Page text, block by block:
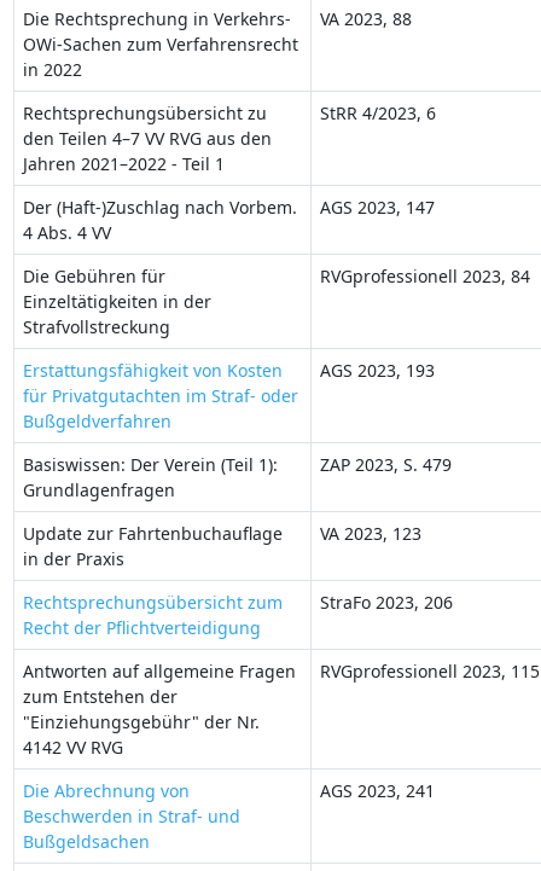
Die Rechtsprechung in Verkehrs-
OWi-Sachen zum Verfahrensrecht
in 2022
VA 2023, 88
Rechtsprechungsübersicht zu
den Teilen 4–7 VV RVG aus den
Jahren 2021–2022 - Teil 1
StRR 4/2023, 6
Der (Haft-)Zuschlag nach Vorbem.
4 Abs. 4 VV
AGS 2023, 147
Die Gebühren für
Einzeltätigkeiten in der
Strafvollstreckung
RVGprofessionell 2023, 84
Erstattungsfähigkeit von Kosten
für Privatgutachten im Straf- oder
Bußgeldverfahren
AGS 2023, 193
Basiswissen: Der Verein (Teil 1):
Grundlagenfragen
ZAP 2023, S. 479
Update zur Fahrtenbuchauflage
in der Praxis
VA 2023, 123
Rechtsprechungsübersicht zum
Recht der Pflichtverteidigung
StraFo 2023, 206
Antworten auf allgemeine Fragen
zum Entstehen der
"Einziehungsgebühr" der Nr.
4142 VV RVG
RVGprofessionell 2023, 115
Die Abrechnung von
Beschwerden in Straf- und
Bußgeldsachen
AGS 2023, 241